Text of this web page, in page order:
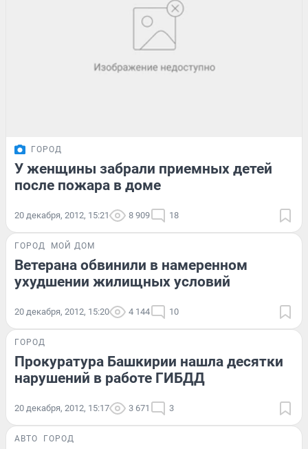
ГОРОД
У женщины забрали приемных детей
после пожара в доме
20 декабря, 2012, 15:21 8 909 18
ГОРОД МОЙ ДОМ
Ветерана обвинили в намеренном
ухудшении жилищных условий
20 декабря, 2012, 15:20 4 144 10
ГОРОД
Прокуратура Башкирии нашла десятки
нарушений в работе ГИБДД
20 декабря, 2012, 15:17 3 671 3
АВТО ГОРОД